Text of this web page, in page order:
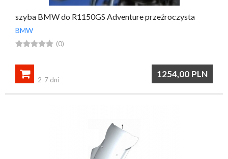
szyba BMW do R1150GS Adventure przeźroczysta
BMW
 (0)
1254,00 PLN

2-7 dni